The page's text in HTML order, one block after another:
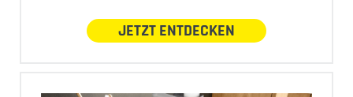
JETZT ENTDECKEN